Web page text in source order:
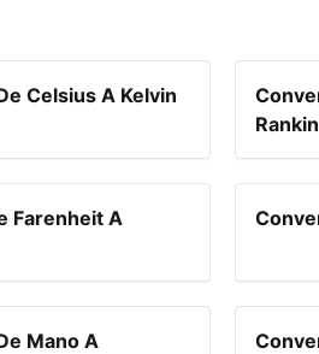
Celsius A Kelvin
Farenheit A
Mano A